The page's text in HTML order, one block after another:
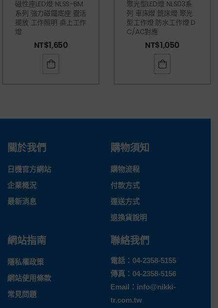
磁性座LED燈 NLSS-BM
系列 強力磁鐵底座 靈活
擺放 工作照明 桌上工作
燈
NT$1,650
聚光型LED燈 NLS03系
列 車床燈 銑床燈 聚光
型工作燈 防水工作燈 D
C/AC對應
NT$1,050
關於我們
日機官方網站
企業概況
最新消息
購物須知
購物流程
付款方式
運送方式
退換貨說明
網站指南
隱私權政策
網站使用條款
常見問題
聯絡我們
電話： 04-2358-5155
傳真：04-2358-5156
Email： info@nikki-
tr.com.tw